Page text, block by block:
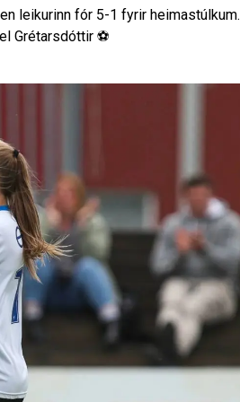
leikurinn fór 5-1 fyrir heimastúlkum.
Grétarsdóttir ⚽️